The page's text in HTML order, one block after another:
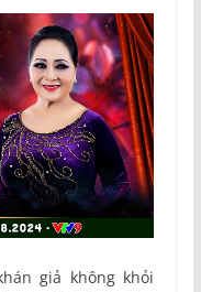
giả không khỏi